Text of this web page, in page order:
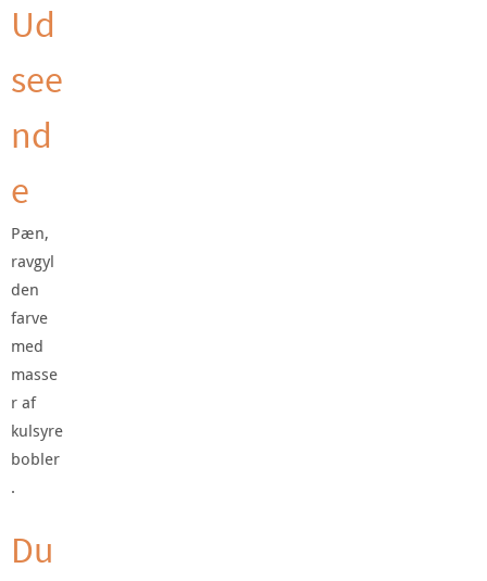
Ud
see
nd
e
Pæn,
ravgyl
den
farve
med
masse
r af
kulsyre
bobler
.
Du